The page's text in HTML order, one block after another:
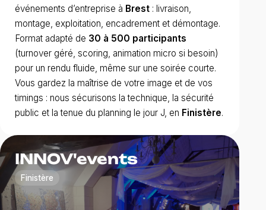
événements d’entreprise à Brest : livraison,
montage, exploitation, encadrement et démontage.
Format adapté de 30 à 500 participants
(turnover géré, scoring, animation micro si besoin)
pour un rendu fluide, même sur une soirée courte.
Vous gardez la maîtrise de votre image et de vos
timings : nous sécurisons la technique, la sécurité
public et la tenue du planning le jour J, en Finistère.
INNOV'events
Finistère